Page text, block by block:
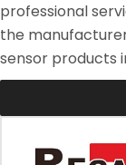
professional
the
sensor products